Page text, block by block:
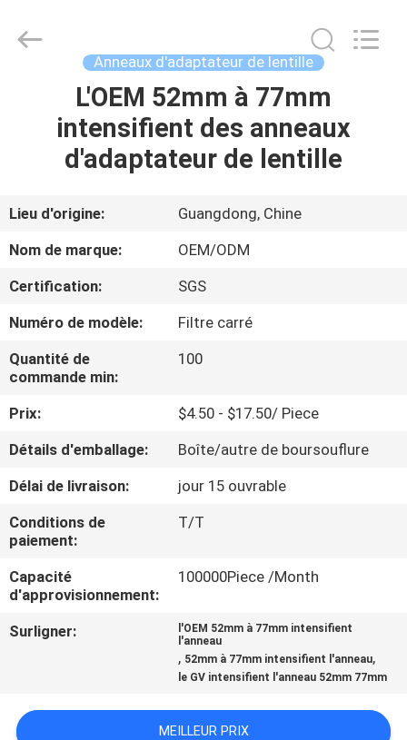
MAISON
PRODUITS
AU
SUJET
DE
VISITE
CONTRÔLE
DE
QUALITÉ
CONTACTEZ-
NOUS
CITATION
Technology
Anneaux d'adaptateur de lentille
L'OEM 52mm à 77mm
intensifient des anneaux
d'adaptateur de lentille
Lieu d'origine:
Guangdong, Chine
Nom de marque:
OEM/ODM
Certification:
SGS
Numéro de modèle:
Filtre carré
Quantité de
commande min:
100
Prix:
$4.50 - $17.50/ Piece
Détails d'emballage:
Boîte/autre de boursouflure
Délai de livraison:
jour 15 ouvrable
Conditions de
paiement:
T/T
Capacité
d'approvisionnement:
100000Piece /Month
Surligner:
l'OEM 52mm à 77mm intensifient
l'anneau
, 52mm à 77mm intensifient l'anneau,
le GV intensifient l'anneau 52mm 77mm
MEILLEUR PRIX